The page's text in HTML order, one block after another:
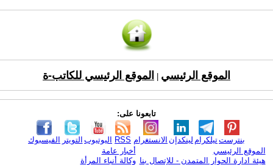
الموقع الرئيسي الموقع الرئيسي للكاتب-ة
تابعونا على:
الفيسبوك التويتر اليوتيوب RSS الانستغرام لينكدإن تيلكرامبنترست
الموقع الرئيسي
هيئة ادارة الحوار المتمدن - للإتصال بنا
أخبار عامة
وكالة أنباء المرأة